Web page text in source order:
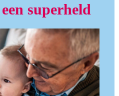
superheld